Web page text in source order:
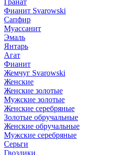
Гранат
Фианит Svarowski
Сапфир
Муассанит
Эмаль
Янтарь
Агат
Фианит
Жемчуг Svarowski
Женские
Женские золотые
Мужские золотые
Женские серебряные
Золотые обручальные
Женские обручальные
Мужские серебряные
Серьги
Гвоздики